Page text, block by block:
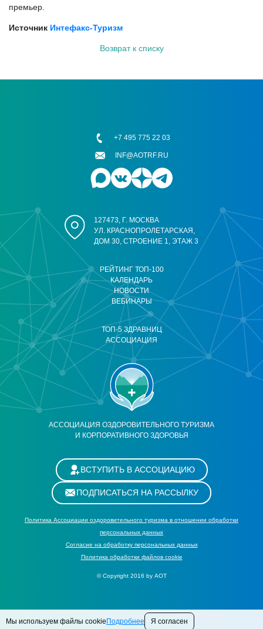
премьер.
Источник Интефакс-Туризм
Возврат к списку
АССОЦИАЦИЯ ОЗДОРОВИТЕЛЬНОГО ТУРИЗМА
И КОРПОРАТИВНОГО ЗДОРОВЬЯ
РЕЙТИНГ ТОП-100
КАЛЕНДАРЬ
НОВОСТИ
ВЕБИНАРЫ
ТОП-5 ЗДРАВНИЦ
АССОЦИАЦИЯ
127473, Г. МОСКВА
УЛ. КРАСНОПРОЛЕТАРСКАЯ,
ДОМ 30, СТРОЕНИЕ 1, ЭТАЖ 3
+7 495 775 22 03
INF@AOTRF.RU
ВСТУПИТЬ В АССОЦИАЦИЮ
ПОДПИСАТЬСЯ НА РАССЫЛКУ
Политика Ассоциации оздоровительного туризма в отношении обработки
персональных данных
Cогласие на обработку персональных данных
Политика обработки файлов cookie
© Copyright 2016 by АОТ
Мы используем файлы cookie Подробнее Я согласен